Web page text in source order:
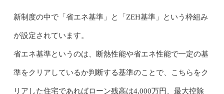
新制度の中で「省エネ基準」と「ZEH基準」という枠組み
が設定されています。
省エネ基準というのは、断熱性能や省エネ性能で一定の基
準をクリアしているか判断する基準のことで、こちらをク
リアした住宅であればローン残高は4,000万円、最大控除